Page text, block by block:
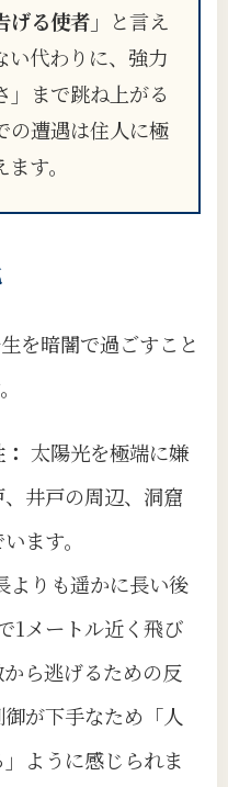
る使者」 と言え
い代わりに、強力
」まで跳ね上がる
の遭遇は住人に極
す。
を暗闇で過ごすこと
太陽光を極端に嫌
井戸の周辺、洞窟
ます。
よりも遥かに長い後
1メートル近く飛び
ら逃げるための反
が下手なため「人
ように感じられま